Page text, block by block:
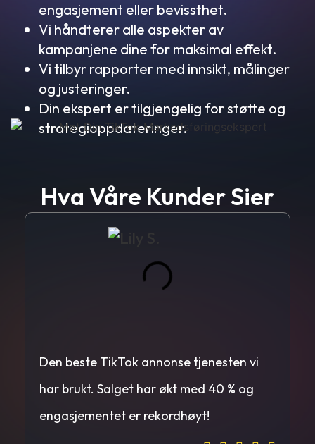
engasjement eller bevissthet.
Vi håndterer alle aspekter av
kampanjene dine for maksimal effekt.
Vi tilbyr rapporter med innsikt, målinger
og justeringer.
Din ekspert er tilgjengelig for støtte og
strategioppdateringer.
Hva Våre Kunder Sier
Den beste TikTok annonse tjenesten vi
har brukt. Salget har økt med 40 % og
engasjementet er rekordhøyt!